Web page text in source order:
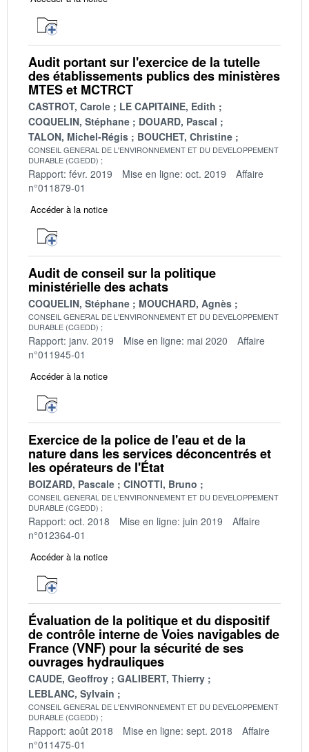
Audit portant sur l'exercice de la tutelle
des établissements publics des ministères
MTES et MCTRCT
CASTROT, Carole
LE CAPITAINE, Edith
COQUELIN, Stéphane
DOUARD, Pascal
TALON, Michel-Régis
BOUCHET, Christine
CONSEIL GENERAL DE L'ENVIRONNEMENT ET DU DEVELOPPEMENT
DURABLE (CGEDD)
Rapport: févr. 2019 Mise en ligne: oct. 2019
Affaire
n°011879-01
Accéder à la notice
Audit de conseil sur la politique
ministérielle des achats
COQUELIN, Stéphane MOUCHARD, Agnès
CONSEIL GENERAL DE L'ENVIRONNEMENT ET DU DEVELOPPEMENT
DURABLE (CGEDD)
Rapport: janv. 2019 Mise en ligne: mai 2020
Affaire
n°011945-01
Accéder à la notice
Exercice de la police de l'eau et de la
nature dans les services déconcentrés et
les opérateurs de l'État
BOIZARD, Pascale CINOTTI, Bruno
CONSEIL GENERAL DE L'ENVIRONNEMENT ET DU DEVELOPPEMENT
DURABLE (CGEDD)
Rapport: oct. 2018 Mise en ligne: juin 2019
Affaire
n°012364-01
Accéder à la notice
Évaluation de la politique et du dispositif
de contrôle interne de Voies navigables de
France (VNF) pour la sécurité de ses
ouvrages hydrauliques
CAUDE, Geoffroy
GALIBERT, Thierry
LEBLANC, Sylvain
CONSEIL GENERAL DE L'ENVIRONNEMENT ET DU DEVELOPPEMENT
DURABLE (CGEDD)
Rapport: août 2018 Mise en ligne: sept. 2018
Affaire
n°011475-01